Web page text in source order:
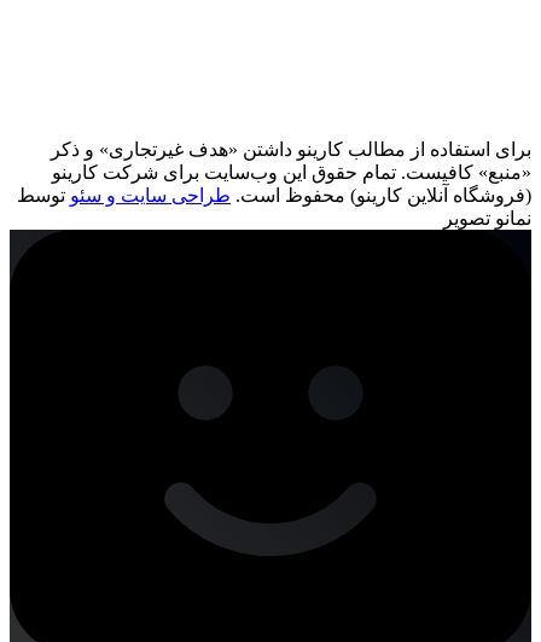
برای استفاده از مطالب کارینو داشتن «هدف غیرتجاری» و ذکر
«منبع» کافیست. تمام حقوق اين وب‌سايت برای شرکت کارینو
(فروشگاه آنلاین کارینو) محفوظ است. طراحی سایت و سئو توسط
نمانو تصویر